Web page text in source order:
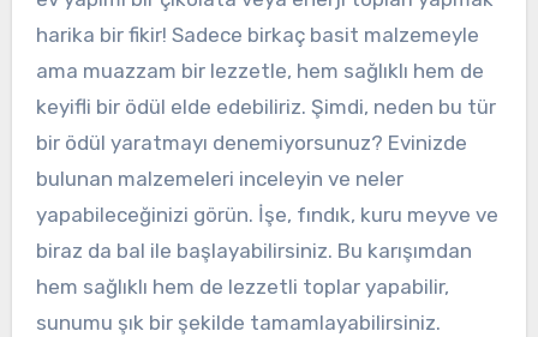
harika bir fikir! Sadece birkaç basit malzemeyle
ama muazzam bir lezzetle, hem sağlıklı hem de
keyifli bir ödül elde edebiliriz. Şimdi, neden bu tür
bir ödül yaratmayı denemiyorsunuz? Evinizde
bulunan malzemeleri inceleyin ve neler
yapabileceğinizi görün. İşe, fındık, kuru meyve ve
biraz da bal ile başlayabilirsiniz. Bu karışımdan
hem sağlıklı hem de lezzetli toplar yapabilir,
sunumu şık bir şekilde tamamlayabilirsiniz.